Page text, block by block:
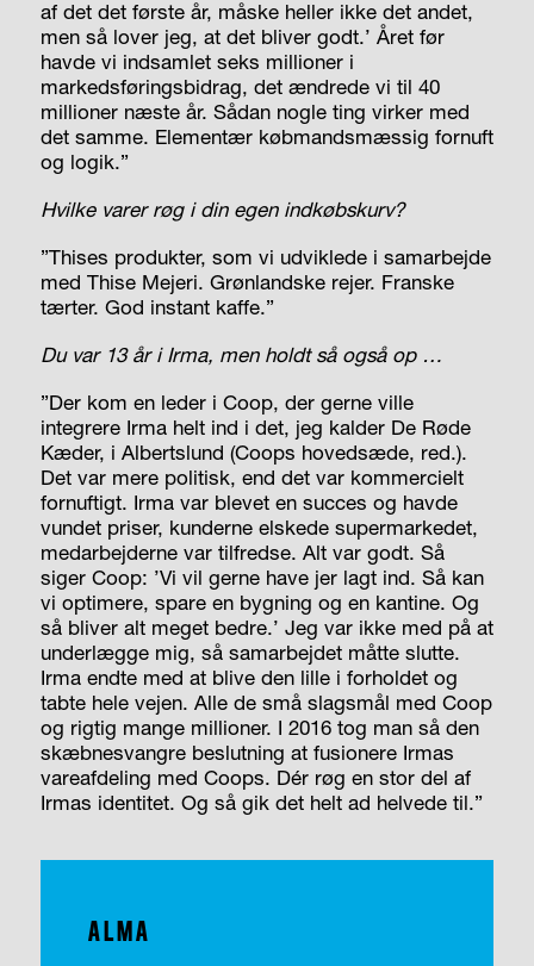
af det det første år, måske heller ikke det andet,
men så lover jeg, at det bliver godt.’ Året før
havde vi indsamlet seks millioner i
markedsføringsbidrag, det ændrede vi til 40
millioner næste år. Sådan nogle ting virker med
det samme. Elementær købmandsmæssig fornuft
og logik.”
Hvilke varer røg i din egen indkøbskurv?
”Thises produkter, som vi udviklede i samarbejde
med Thise Mejeri. Grønlandske rejer. Franske
tærter. God instant kaffe.”
Du var 13 år i Irma, men holdt så også op …
”Der kom en leder i Coop, der gerne ville
integrere Irma helt ind i det, jeg kalder De Røde
Kæder, i Albertslund (Coops hovedsæde, red.).
Det var mere politisk, end det var kommercielt
fornuftigt. Irma var blevet en succes og havde
vundet priser, kunderne elskede supermarkedet,
medarbejderne var tilfredse. Alt var godt. Så
siger Coop: ’Vi vil gerne have jer lagt ind. Så kan
vi optimere, spare en bygning og en kantine. Og
så bliver alt meget bedre.’ Jeg var ikke med på at
underlægge mig, så samarbejdet måtte slutte.
Irma endte med at blive den lille i forholdet og
tabte hele vejen. Alle de små slagsmål med Coop
og rigtig mange millioner. I 2016 tog man så den
skæbnesvangre beslutning at fusionere Irmas
vareafdeling med Coops. Dér røg en stor del af
Irmas identitet. Og så gik det helt ad helvede til.”
ALMA